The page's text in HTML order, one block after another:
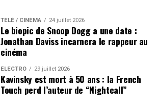
TÉLÉ / CINÉMA 24 juillet 2026
Le biopic de Snoop Dogg a une date :
Jonathan Daviss incarnera le rappeur au
cinéma
ÉLECTRO 29 juillet 2026
Kavinsky est mort à 50 ans : la French
Touch perd l’auteur de “Nightcall”